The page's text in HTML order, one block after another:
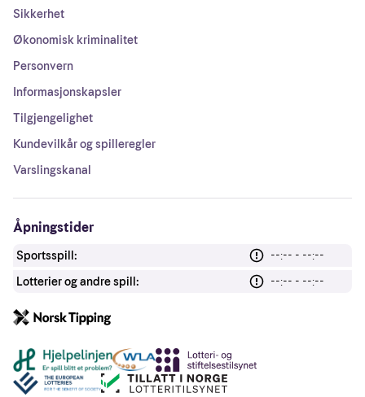
Sikkerhet
Økonomisk kriminalitet
Personvern
Informasjonskapsler
Tilgjengelighet
Kundevilkår og spilleregler
Varslingskanal
Åpningstider
Sportsspill:
--:-- - --:--
Lotterier og andre spill:
--:-- - --:--
Andre lenker